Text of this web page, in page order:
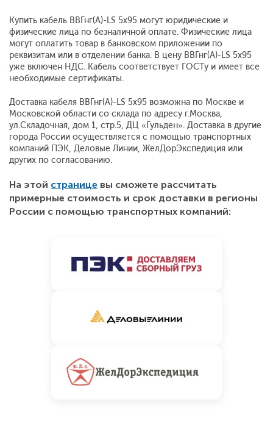
Купить кабель ВВГнг(А)-LS 5x95 могут юридические и
физические лица по безналичной оплате. Физические лица
могут оплатить товар в банковском приложении по
реквизитам или в отделении банка. В цену ВВГнг(А)-LS 5x95
уже включен НДС. Кабель соответствует ГОСТу и имеет все
необходимые сертификаты.
Доставка кабеля ВВГнг(А)-LS 5x95 возможна по Москве и
Московской области со склада по адресу г.Москва,
ул.Складочная, дом 1, стр.5, ДЦ «Гульден». Доставка в другие
города России осуществляется с помощью транспортных
компаний ПЭК, Деловые Линии, ЖелДорЭкспедиция или
других по согласованию.
На этой странице вы сможете рассчитать
примерные стоимость и срок доставки в регионы
России с помощью транспортных компаний: